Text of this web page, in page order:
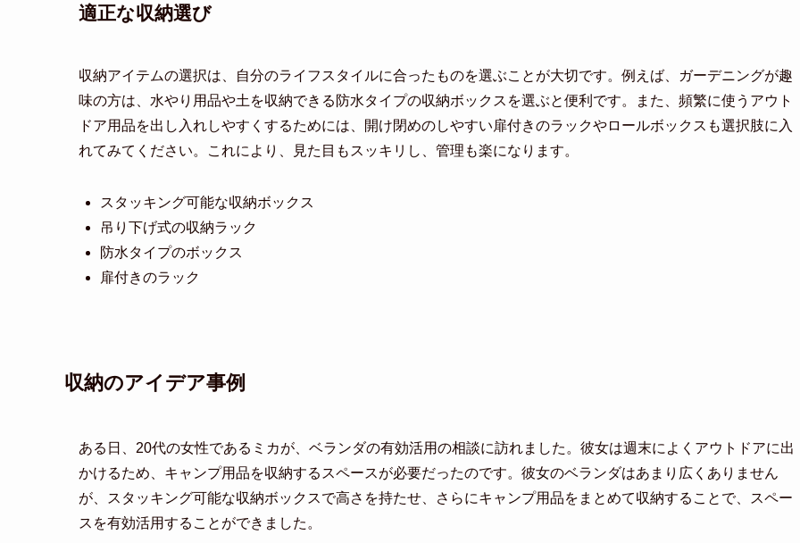
適正な収納選び
収納アイテムの選択は、自分のライフスタイルに合ったものを選ぶことが大切です。例えば、ガーデニングが趣
味の方は、水やり用品や土を収納できる防水タイプの収納ボックスを選ぶと便利です。また、頻繁に使うアウト
ドア用品を出し入れしやすくするためには、開け閉めのしやすい扉付きのラックやロールボックスも選択肢に入
れてみてください。これにより、見た目もスッキリし、管理も楽になります。
スタッキング可能な収納ボックス
吊り下げ式の収納ラック
防水タイプのボックス
扉付きのラック
収納のアイデア事例
ある日、20代の女性であるミカが、ベランダの有効活用の相談に訪れました。彼女は週末によくアウトドアに出
かけるため、キャンプ用品を収納するスペースが必要だったのです。彼女のベランダはあまり広くありません
が、スタッキング可能な収納ボックスで高さを持たせ、さらにキャンプ用品をまとめて収納することで、スペー
スを有効活用することができました。